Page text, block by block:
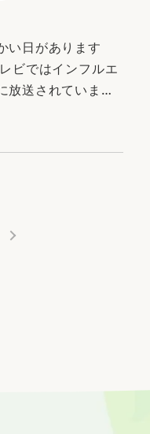
い日があります
ビではインフルエ
放送されていま